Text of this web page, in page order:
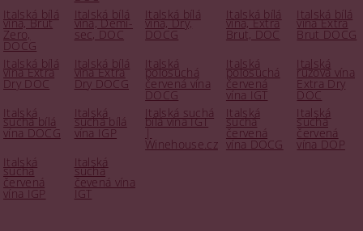
Italská bílá
vína, Brut
Zero,
DOCG
Italská bílá
vína, Demi-
sec, DOC
Italská bílá
vína, Dry,
DOCG
Italská bílá
vína, Extra
Brut, DOC
Italská bílá
vína Extra
Brut DOCG
Italská bílá
vína Extra
Dry DOC
Italská bílá
vína Extra
Dry DOCG
Italská
polosuchá
červená vína
DOCG
Italská
polosuchá
červená
vína IGT
Italská
růžová vína
Extra Dry
DOC
Italská
suchá bílá
vína DOCG
Italská
suchá bílá
vína IGP
Italská suchá
bílá vína IGT
|
Winehouse.cz
Italská
suchá
červená
vína DOCG
Italská
suchá
červená
vína DOP
Italská
suchá
červená
vína IGP
Italská
suchá
čevená vína
IGT